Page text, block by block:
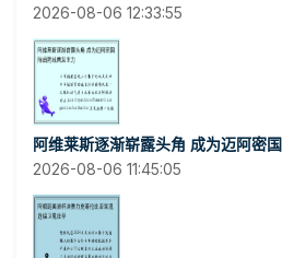
2026-08-06 12:33:55
阿维莱斯逐渐崭露头角 成为迈阿密
2026-08-06 11:45:05